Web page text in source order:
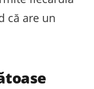
că are un